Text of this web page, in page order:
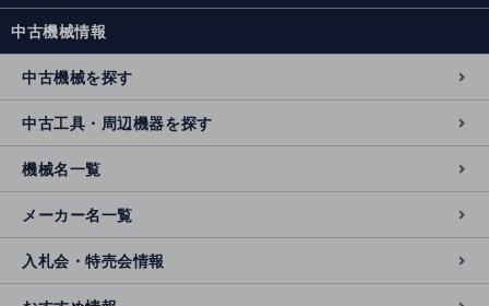
中古機械情報
中古機械を探す
中古工具・周辺機器を探す
機械名一覧
メーカー名一覧
入札会・特売会情報